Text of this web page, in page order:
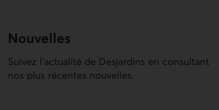
Nouvelles
Suivez l’actualité de Desjardins en consultant
nos plus récentes nouvelles.